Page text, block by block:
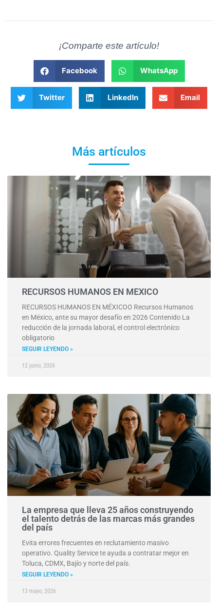
¡Comparte este artículo!
Facebook WhatsApp
Twitter LinkedIn Email
Más artículos
RECURSOS HUMANOS EN MEXICO
RECURSOS HUMANOS EN MÉXICOO Recursos Humanos
en México, ante su mayor desafío en 2026 Contenido La
reducción de la jornada laboral, el control electrónico
obligatorio
SEGUIR LEYENDO »
12 junio, 2026
La empresa que lleva 25 años construyendo
el talento detrás de las marcas más grandes
del país
Evita errores frecuentes en reclutamiento masivo
operativo. Quality Service te ayuda a contratar mejor en
Toluca, CDMX, Bajío y norte del país.
SEGUIR LEYENDO »
13 mayo, 2026